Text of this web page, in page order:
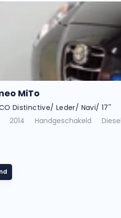
MiTo
Distinctive/ Leder/ Navi/ 17''
2014 Handgeschakeld